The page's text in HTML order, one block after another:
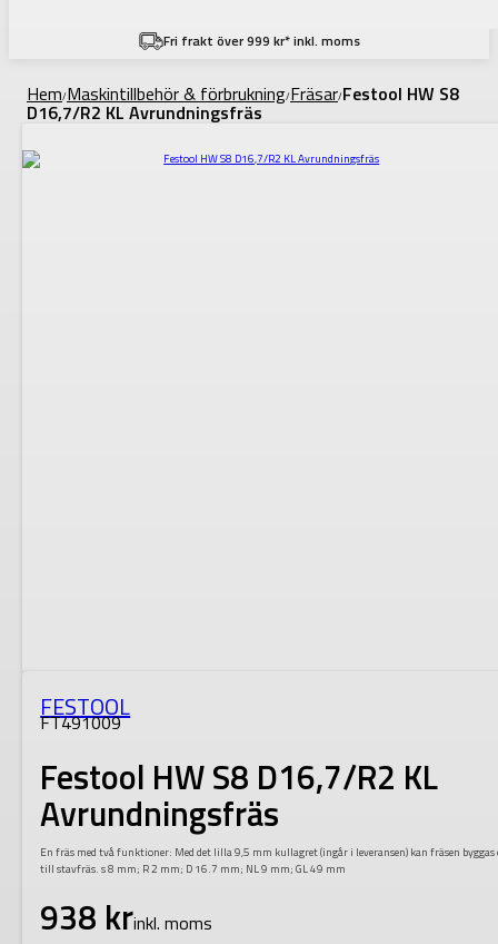
Fri frakt över 999 kr* inkl. moms
Hem/Maskintillbehör & förbrukning/Fräsar/Festool HW S8
D16,7/R2 KL Avrundningsfräs
FESTOOL
FT491009
Festool HW S8 D16,7/R2 KL
Avrundningsfräs
En fräs med två funktioner: Med det lilla 9,5 mm kullagret (ingår i leveransen) kan fräsen byggas
till stavfräs. s 8 mm; R 2 mm; D 16.7 mm; NL 9 mm; GL 49 mm
938 krinkl. moms